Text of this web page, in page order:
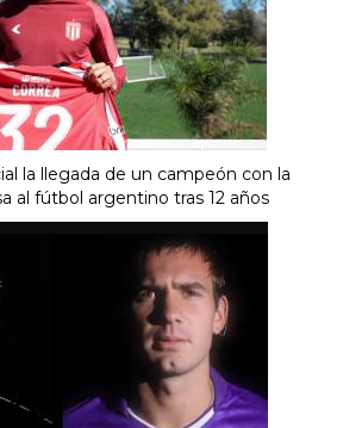
la llegada de un campeón con la
al fútbol argentino tras 12 años